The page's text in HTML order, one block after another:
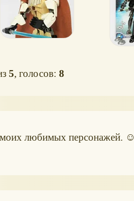
5 , голосов:8
моих любимых персонажей. ☺